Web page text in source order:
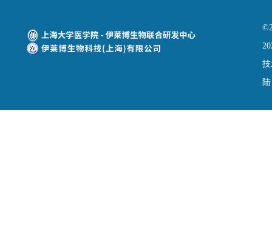
陆